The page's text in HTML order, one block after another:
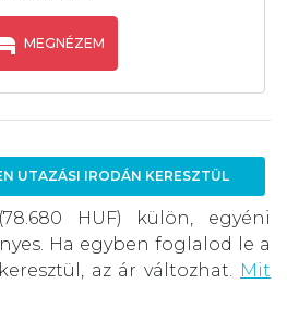
MEGNÉZEM
UTAZÁSI IRODÁN KERESZTÜL
HUF) külön, egyéni
Ha egyben foglalod le a
az ár változhat. Mit